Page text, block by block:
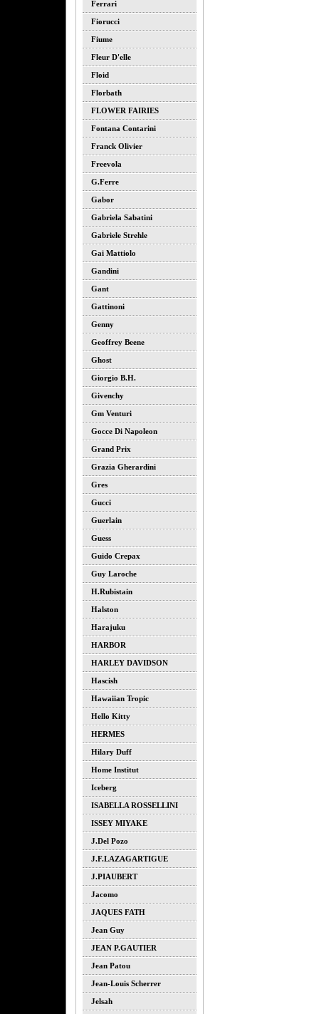
Ferrari
Fiorucci
Fiume
Fleur D'elle
Floid
Florbath
FLOWER FAIRIES
Fontana Contarini
Franck Olivier
Freevola
G.ferre
Gabor
Gabriela Sabatini
Gabriele Strehle
Gai Mattiolo
Gandini
Gant
Gattinoni
Genny
Geoffrey Beene
Ghost
Giorgio B.h.
Givenchy
Gm Venturi
Gocce Di Napoleon
Grand Prix
Grazia Gherardini
Gres
Gucci
Guerlain
Guess
Guido Crepax
Guy Laroche
H.rubistain
Halston
Harajuku
HARBOR
HARLEY DAVIDSON
Hascish
Hawaiian Tropic
Hello Kitty
HERMES
Hilary Duff
Home Institut
Iceberg
ISABELLA ROSSELLINI
ISSEY MIYAKE
J.del Pozo
J.F.LAZAGARTIGUE
J.PIAUBERT
Jacomo
JAQUES FATH
Jean Guy
JEAN P.GAUTIER
Jean Patou
Jean-Louis Scherrer
Jelsah